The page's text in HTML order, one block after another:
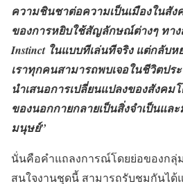
ความชินชาต่อความเป็นเมืองในสั
ของการหยิบใช้สัญลักษณ์ต่างๆ ทาง
Instinct ในแบบทีเล่นทีจริง แต่กลับ
เราทุกคนสามารถพบเจอในชีวิตปร
นำเสนอการเปลี่ยนแปลงของสังคม
ของนอกกายกลายเป็นสิ่งจำเป็นแ
มนุษย์”
นั่นคือคำแถลงการณ์โดยย่อของก
สนใจงานชุดนี้ สามารถรับชมกันได้